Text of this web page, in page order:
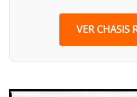
VER CHASIS